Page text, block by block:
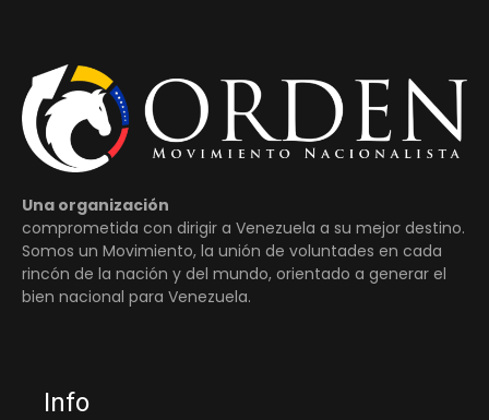
Una organización
comprometida con dirigir a Venezuela a su mejor destino.
Somos un Movimiento, la unión de voluntades en cada
rincón de la nación y del mundo, orientado a generar el
bien nacional para Venezuela.
Info